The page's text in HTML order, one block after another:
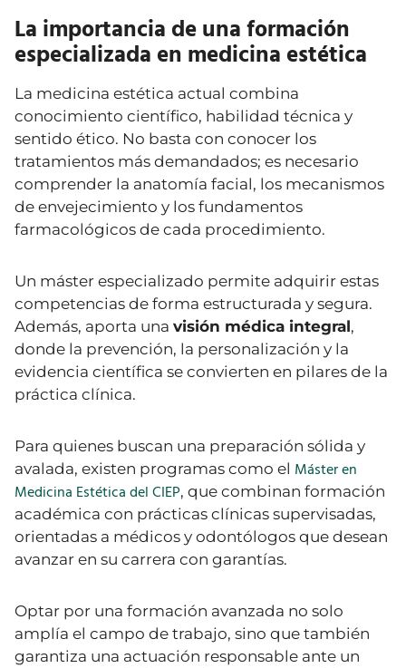
La importancia de una formación
especializada en medicina estética
La medicina estética actual combina
conocimiento científico, habilidad técnica y
sentido ético. No basta con conocer los
tratamientos más demandados; es necesario
comprender la anatomía facial, los mecanismos
de envejecimiento y los fundamentos
farmacológicos de cada procedimiento.
Un máster especializado permite adquirir estas
competencias de forma estructurada y segura.
Además, aporta una visión médica integral,
donde la prevención, la personalización y la
evidencia científica se convierten en pilares de la
práctica clínica.
Para quienes buscan una preparación sólida y
avalada, existen programas como el Máster en
Medicina Estética del CIEP, que combinan formación
académica con prácticas clínicas supervisadas,
orientadas a médicos y odontólogos que desean
avanzar en su carrera con garantías.
Optar por una formación avanzada no solo
amplía el campo de trabajo, sino que también
garantiza una actuación responsable ante un